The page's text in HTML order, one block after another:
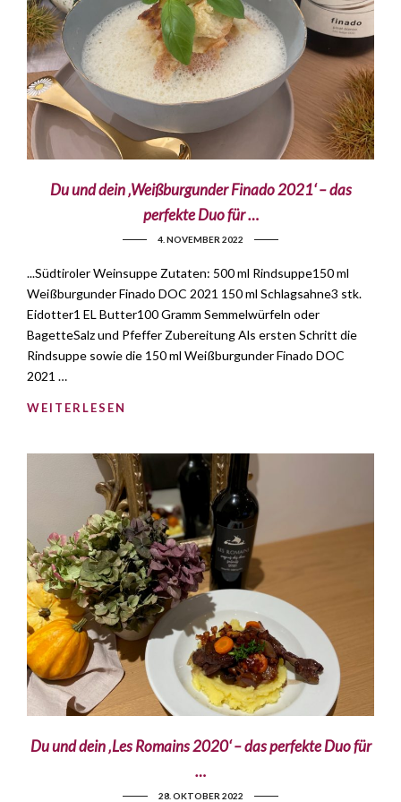
Du und dein ‚Weißburgunder Finado 2021‘ – das
perfekte Duo für …
4. NOVEMBER 2022
...Südtiroler Weinsuppe Zutaten: 500 ml Rindsuppe150 ml
Weißburgunder Finado DOC 2021 150 ml Schlagsahne3 stk.
Eidotter1 EL Butter100 Gramm Semmelwürfeln oder
BagetteSalz und Pfeffer Zubereitung Als ersten Schritt die
Rindsuppe sowie die 150 ml Weißburgunder Finado DOC
2021 …
WEITERLESEN
Du und dein ‚Les Romains 2020‘ – das perfekte Duo für
…
28. OKTOBER 2022